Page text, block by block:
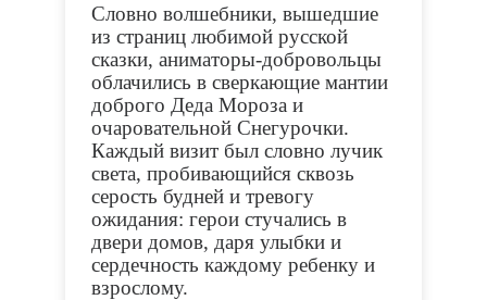
Словно волшебники, вышедшие
из страниц любимой русской
сказки, аниматоры-добровольцы
облачились в сверкающие мантии
доброго Деда Мороза и
очаровательной Снегурочки.
Каждый визит был словно лучик
света, пробивающийся сквозь
серость будней и тревогу
ожидания: герои стучались в
двери домов, даря улыбки и
сердечность каждому ребенку и
взрослому.